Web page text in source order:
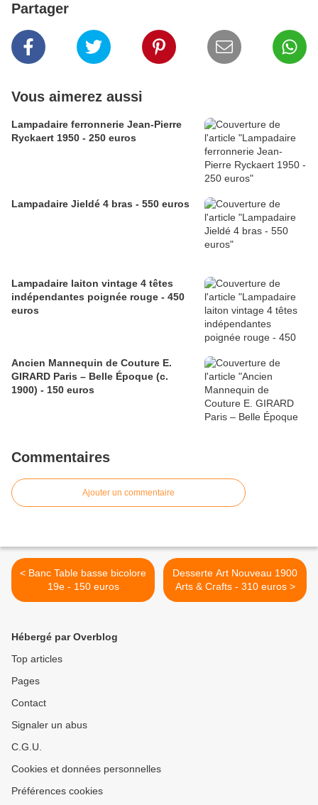
Partager
Vous aimerez aussi
Lampadaire ferronnerie Jean-Pierre
Ryckaert 1950 - 250 euros
Lampadaire Jieldé 4 bras - 550 euros
Lampadaire laiton vintage 4 têtes
indépendantes poignée rouge - 450
euros
Ancien Mannequin de Couture E.
GIRARD Paris – Belle Époque (c.
1900) - 150 euros
Commentaires
Ajouter un commentaire
< Banc Table basse bicolore
19e - 150 euros
Desserte Art Nouveau 1900
Arts & Crafts - 310 euros >
Hébergé par Overblog
Top articles
Pages
Contact
Signaler un abus
C.G.U.
Cookies et données personnelles
Préférences cookies